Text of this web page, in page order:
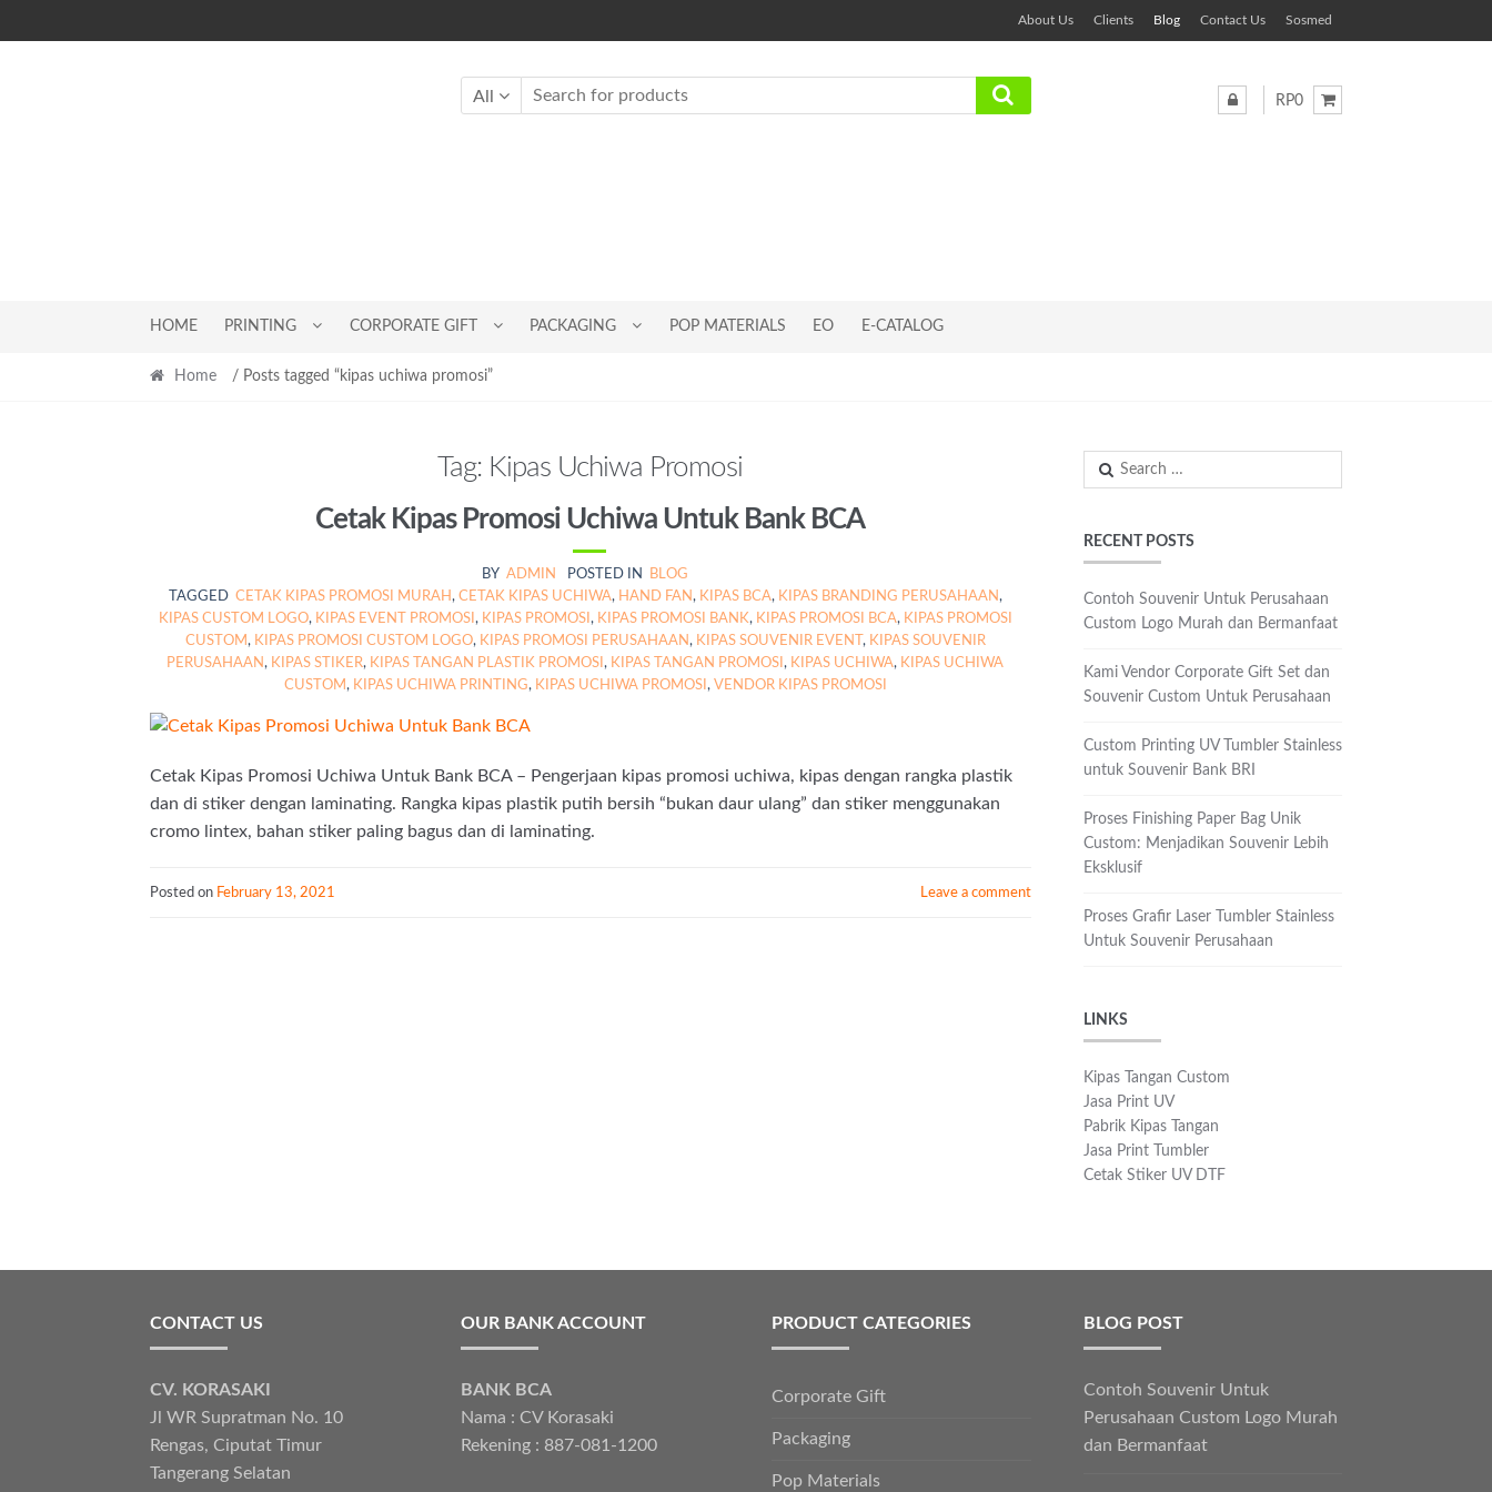
to
to
About Us Clients Blog Contact Us Sosmed
All RP0
HOME PRINTING CORPORATE GIFT PACKAGING POP MATERIALS EO E-CATALOG
Home / Posts tagged “kipas uchiwa promosi”
Tag: Kipas Uchiwa Promosi
Cetak Kipas Promosi Uchiwa Untuk Bank BCA
BY ADMIN POSTED IN
BLOG
TAGGED CETAK KIPAS PROMOSI MURAH, CETAK KIPAS UCHIWA, HAND FAN, KIPAS BCA, KIPAS BRANDING PERUSAHAAN,
KIPAS CUSTOM LOGO, KIPAS EVENT PROMOSI , KIPAS PROMOSI , KIPAS PROMOSI BANK, KIPAS PROMOSI BCA, KIPAS PROMOSI
CUSTOM, KIPAS PROMOSI CUSTOM LOGO, KIPAS PROMOSI PERUSAHAAN, KIPAS SOUVENIR EVENT , KIPAS SOUVENIR
PERUSAHAAN, KIPAS STIKER, KIPAS TANGAN PLASTIK PROMOSI, KIPAS TANGAN PROMOSI, KIPAS UCHIWA, KIPAS UCHIWA
CUSTOM, KIPAS UCHIWA PRINTING, KIPAS UCHIWA PROMOSI , VENDOR KIPAS PROMOSI
Cetak Kipas Promosi Uchiwa Untuk Bank BCA – Pengerjaan kipas promosi uchiwa, kipas dengan rangka plastik
dan di stiker dengan laminating. Rangka kipas plastik putih bersih “bukan daur ulang” dan stiker menggunakan
cromo lintex, bahan stiker paling bagus dan di laminating.
Posted on February 13, 2021 Leave a comment
Search
for:
RECENT POSTS
Contoh Souvenir Untuk Perusahaan
Custom Logo Murah dan Bermanfaat
Kami Vendor Corporate Gift Set dan
Souvenir Custom Untuk Perusahaan
Custom Printing UV Tumbler Stainless
untuk Souvenir Bank BRI
Proses Finishing Paper Bag Unik
Custom: Menjadikan Souvenir Lebih
Eksklusif
Proses Grafir Laser Tumbler Stainless
Untuk Souvenir Perusahaan
LINKS
Kipas Tangan Custom
Jasa Print UV
Pabrik Kipas Tangan
Jasa Print Tumbler
Cetak Stiker UV DTF
CONTACT US
CV. KORASAKI
Jl WR Supratman No. 10
Rengas, Ciputat Timur
Tangerang Selatan
OUR BANK ACCOUNT
BANK BCA
Nama : CV Korasaki
Rekening : 887-081-1200
PRODUCT CATEGORIES
Corporate Gift
Packaging
Pop Materials
BLOG POST
Contoh Souvenir Untuk
Perusahaan Custom Logo Murah
dan Bermanfaat